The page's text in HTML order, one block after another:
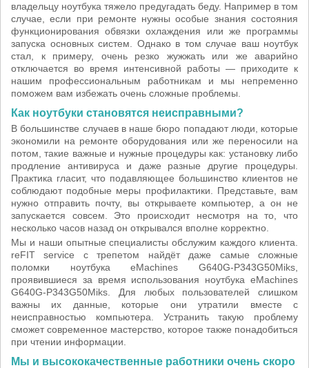
владельцу ноутбука тяжело предугадать беду. Например в том
случае, если при ремонте нужны особые знания состояния
функционирования обвязки охлаждения или же программы
запуска основных систем. Однако в том случае ваш ноутбук
стал, к примеру, очень резко жужжать или же аварийно
отключается во время интенсивной работы — приходите к
нашим профессиональным работникам и мы непременно
поможем вам избежать очень сложные проблемы.
Как ноутбуки становятся неисправными?
В большинстве случаев в наше бюро попадают люди, которые
экономили на ремонте оборудования или же переносили на
потом, такие важные и нужные процедуры как: установку либо
продление антивируса и даже разные другие процедуры.
Практика гласит, что подавляющее большинство клиентов не
соблюдают подобные меры профилактики. Представьте, вам
нужно отправить почту, вы открываете компьютер, а он не
запускается совсем. Это происходит несмотря на то, что
несколько часов назад он открывался вполне корректно.
Мы и наши опытные специалисты обслужим каждого клиента.
reFIT service с трепетом найдёт даже самые сложные
поломки ноутбука eMachines G640G-P343G50Miks,
проявившиеся за время использования ноутбука eMachines
G640G-P343G50Miks. Для любых пользователей слишком
важны их данные, которые они утратили вместе с
неисправностью компьютера. Устранить такую проблему
сможет современное мастерство, которое также понадобиться
при чтении информации.
Мы и высококачественные работники очень скоро